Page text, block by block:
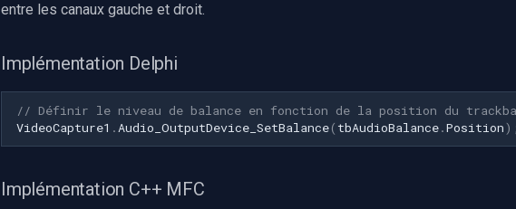
entre les canaux gauche et droit.
Implémentation Delphi
// Définir le niveau de balance en fonction de la position du
VideoCapture1 . Audio_OutputDevice_SetBalance( tbAudioBalance.Position)
Implémentation C++ MFC